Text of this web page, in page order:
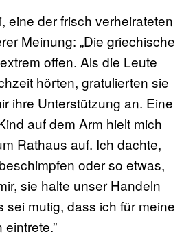
eine der frisch verheirateten
Meinung: „Die griechische
offen. Als die Leute
hörten, gratulierten sie
ihre Unterstützung an. Eine
auf dem Arm hielt mich
Rathaus auf. Ich dachte,
oder so etwas,
sie halte unser Handeln
sei mutig, dass ich für meine